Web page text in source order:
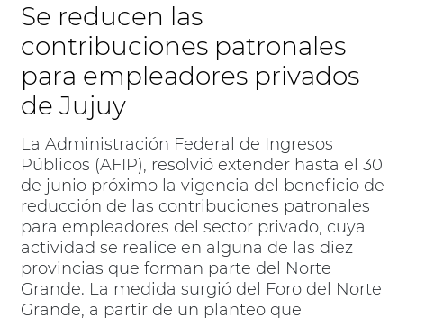
Se reducen las
contribuciones patronales
para empleadores privados
de Jujuy
La Administración Federal de Ingresos
Públicos (AFIP), resolvió extender hasta el 30
de junio próximo la vigencia del beneficio de
reducción de las contribuciones patronales
para empleadores del sector privado, cuya
actividad se realice en alguna de las diez
provincias que forman parte del Norte
Grande. La medida surgió del Foro del Norte
Grande, a partir de un planteo que